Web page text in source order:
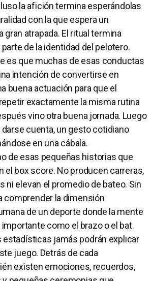
la afición termina esperándolas
con la que espera un
gran atrapada. El ritual termina
de la identidad del pelotero.
es que muchas de esas conductas
intención de convertirse en
buena actuación para que el
exactamente la misma rutina
vino otra buena jornada. Luego
darse cuenta, un gesto cotidiano
en una cábala.
de esas pequeñas historias que
el box score. No producen carreras,
ni elevan el promedio de bateo. Sin
comprender la dimensión
de un deporte donde la mente
importante como el brazo o el bat.
estadísticas jamás podrán explicar
juego. Detrás de cada
existen emociones, recuerdos,